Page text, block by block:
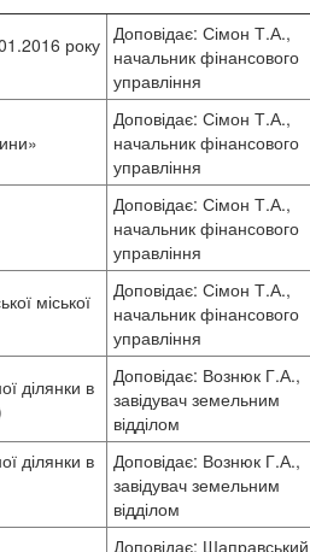
року Доповідає: Сімон Т.А.,
начальник фінансового
управління
Доповідає: Сімон Т.А.,
начальник фінансового
управління
Доповідає: Сімон Т.А.,
начальник фінансового
управління
міської
Доповідає: Сімон Т.А.,
начальник фінансового
управління
ділянки в
Доповідає: Вознюк Г.А.,
завідувач земельним
відділом
ділянки в
Доповідає: Вознюк Г.А.,
завідувач земельним
відділом
Доповідає: Шаправський